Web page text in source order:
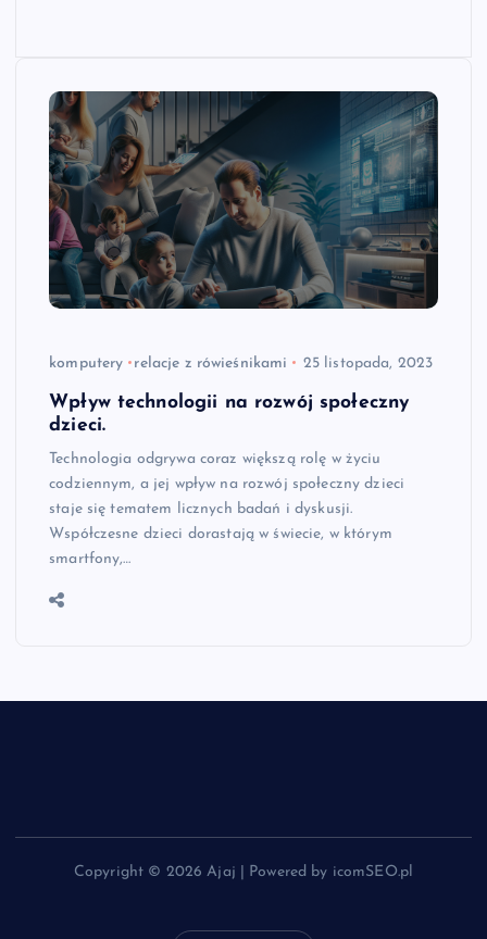
komputery relacje z rówieśnikami 25 listopada, 2023
Wpływ technologii na rozwój społeczny
dzieci.
Technologia odgrywa coraz większą rolę w życiu
codziennym, a jej wpływ na rozwój społeczny dzieci
staje się tematem licznych badań i dyskusji.
Współczesne dzieci dorastają w świecie, w którym
smartfony,…
Copyright © 2026 Ajaj | Powered by icomSEO.pl